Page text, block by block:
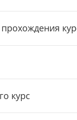
курс